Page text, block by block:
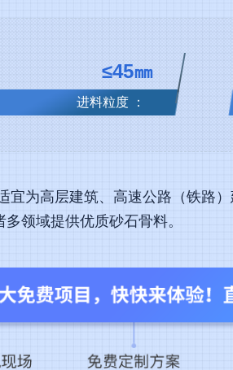
≤45㎜
进料粒度 ：
宜为高层建筑、高速公路（铁路
领域提供优质砂石骨料。